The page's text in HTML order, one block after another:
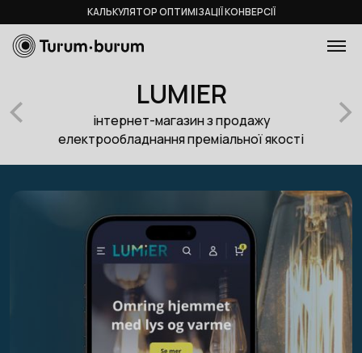
LUMIER
інтернет-магазин з продажу
електрообладнання преміальної якості
КАЛЬКУЛЯТОР ОПТИМІЗАЦІЇ КОНВЕРСІЇ